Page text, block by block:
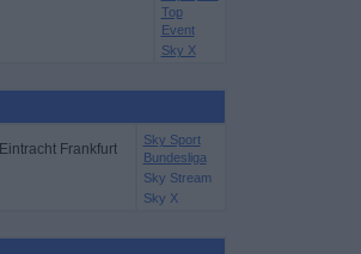
Top
Event
Sky X
Eintracht Frankfurt
Sky Sport
Bundesliga
Sky Stream
Sky X